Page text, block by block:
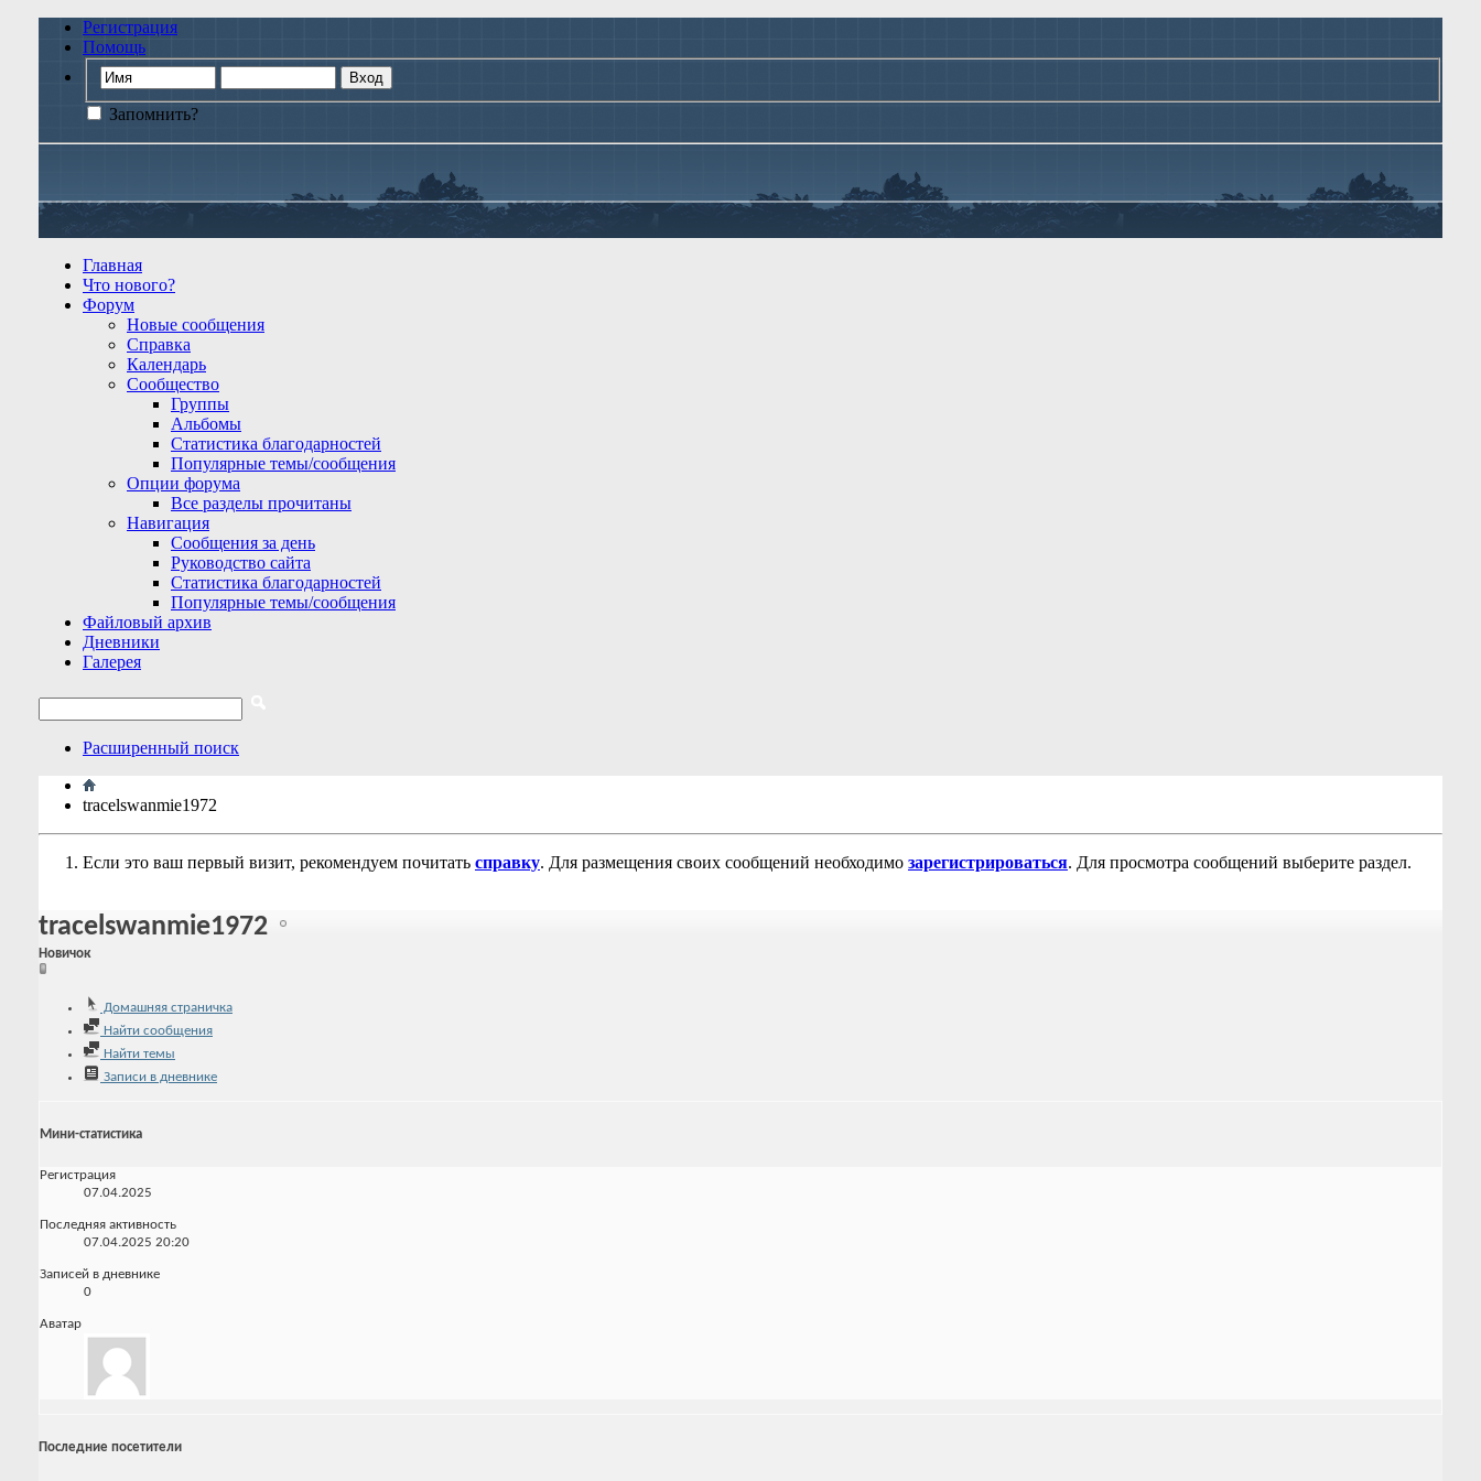
Регистрация
Помощь
Запомнить?
Главная
Что нового?
Форум
Новые сообщения
Справка
Календарь
Сообщество
Группы
Альбомы
Статистика благодарностей
Популярные темы/сообщения
Опции форума
Все разделы прочитаны
Навигация
Сообщения за день
Руководство сайта
Статистика благодарностей
Популярные темы/сообщения
Файловый архив
Дневники
Галерея
Расширенный поиск
tracelswanmie1972
Если это ваш первый визит, рекомендуем почитать справку. Для размещения своих сообщений необходимо зарегистрироваться. Для просмотра сообщений выберите раздел.
tracelswanmie1972
Новичок
Домашняя страничка
Найти сообщения
Найти темы
Записи в дневнике
Мини-статистика
Регистрация
07.04.2025
Последняя активность
07.04.2025 20:20
Записей в дневнике
0
Аватар
Последние посетители